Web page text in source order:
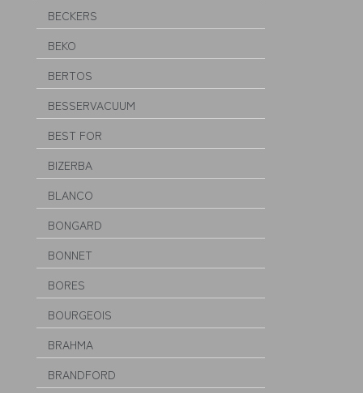
BECKERS
BEKO
BERTOS
BESSERVACUUM
BEST FOR
BIZERBA
BLANCO
BONGARD
BONNET
BORES
BOURGEOIS
BRAHMA
BRANDFORD